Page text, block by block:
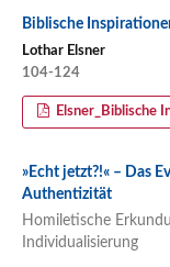
Biblische
Lothar Elsner
104-124
Elsner_Biblische
»Echt jetzt?!« – Das
Authentizität
Homiletische
Individualisierung